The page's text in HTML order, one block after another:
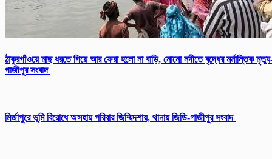
ঠাকুরগাঁওয়ে মাছ ধরতে গিয়ে আর ফেরা হলো না বাড়ি, নোনো নদীতে বৃদ্ধের মর্মান্তিক
গাজীপুর সংবাদ
মির্জাপুরে ভূমি বিরোধে অসহায় পরিবার জিম্মিদশায়, থানায় জিডি-গাজীপুর সংবাদ